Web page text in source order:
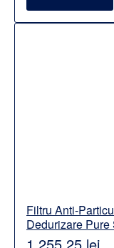
Filtru Anti-
Dedurizare Pure